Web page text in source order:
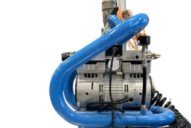
Slijpschijven